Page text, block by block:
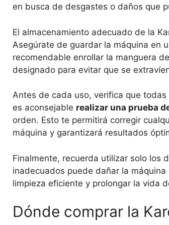
en busca de desgastes o daños que
El almacenamiento adecuado de la
Asegúrate de guardar la máquina en
recomendable enrollar la manguera
designado para evitar que se
Antes de cada uso, verifica que
es aconsejable realizar una prueba
orden. Esto te permitirá corregir
máquina y garantizará resultados
Finalmente, recuerda utilizar solo los
inadecuados puede dañar la
limpieza eficiente y prolongar la vida
Dónde comprar la